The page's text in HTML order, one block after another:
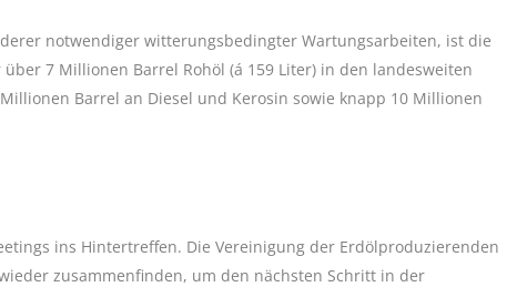
notwendiger witterungsbedingter Wartungsarbeiten, ist die
7 Millionen Barrel Rohöl (á 159 Liter) in den landesweiten
Barrel an Diesel und Kerosin sowie knapp 10 Millionen
ins Hintertreffen. Die Vereinigung der Erdölproduzierenden
zusammenfinden, um den nächsten Schritt in der